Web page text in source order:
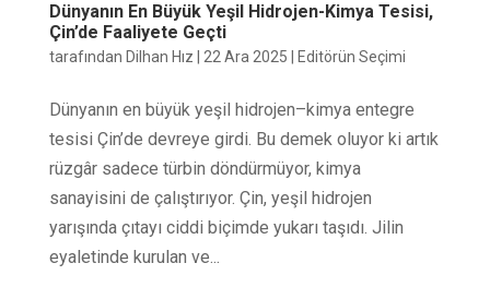
Dünyanın En Büyük Yeşil Hidrojen-Kimya Tesisi,
Çin’de Faaliyete Geçti
tarafından Dilhan Hız 22 Ara 2025 Editörün Seçimi
Dünyanın en büyük yeşil hidrojen–kimya entegre
tesisi Çin’de devreye girdi. Bu demek oluyor ki artık
rüzgâr sadece türbin döndürmüyor, kimya
sanayisini de çalıştırıyor. Çin, yeşil hidrojen
yarışında çıtayı ciddi biçimde yukarı taşıdı. Jilin
eyaletinde kurulan ve...